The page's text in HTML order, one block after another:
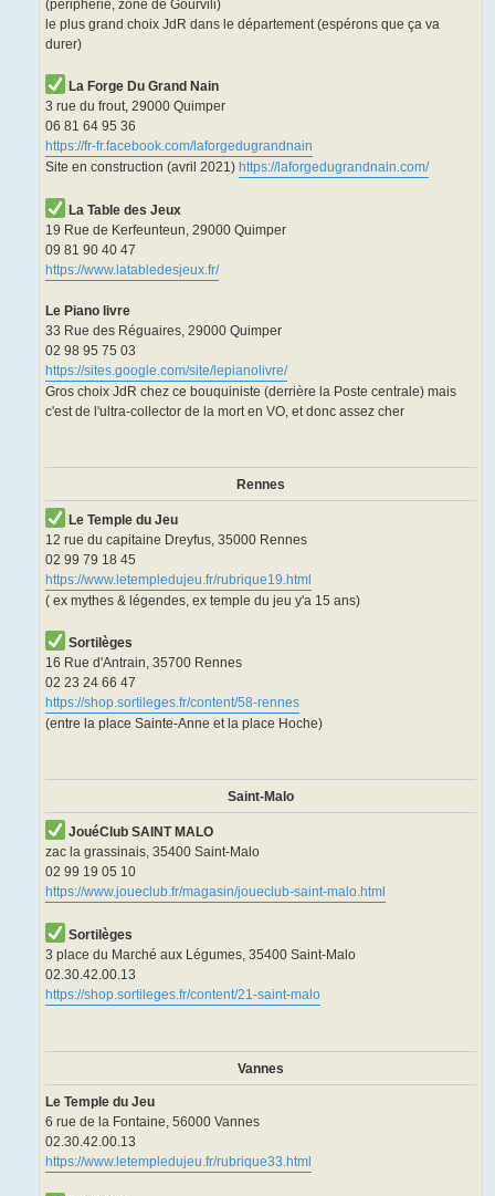
(périphérie, zone de Gourvili)
le plus grand choix JdR dans le département (espérons que ça va
durer)
La Forge Du Grand Nain
3 rue du frout, 29000 Quimper
06 81 64 95 36
https://fr-fr.facebook.com/laforgedugrandnain
Site en construction (avril 2021) https://laforgedugrandnain.com/
La Table des Jeux
19 Rue de Kerfeunteun, 29000 Quimper
09 81 90 40 47
https://www.latabledesjeux.fr/
Le Piano livre
33 Rue des Réguaires, 29000 Quimper
02 98 95 75 03
https://sites.google.com/site/lepianolivre/
Gros choix JdR chez ce bouquiniste (derrière la Poste centrale) mais
c'est de l'ultra-collector de la mort en VO, et donc assez cher
Rennes
Le Temple du Jeu
12 rue du capitaine Dreyfus, 35000 Rennes
02 99 79 18 45
https://www.letempledujeu.fr/rubrique19.html
( ex mythes & légendes, ex temple du jeu y'a 15 ans)
Sortilèges
16 Rue d'Antrain, 35700 Rennes
02 23 24 66 47
https://shop.sortileges.fr/content/58-rennes
(entre la place Sainte-Anne et la place Hoche)
Saint-Malo
JouéClub SAINT MALO
zac la grassinais, 35400 Saint-Malo
02 99 19 05 10
https://www.joueclub.fr/magasin/joueclub-saint-malo.html
Sortilèges
3 place du Marché aux Légumes, 35400 Saint-Malo
02.30.42.00.13
https://shop.sortileges.fr/content/21-saint-malo
Vannes
Le Temple du Jeu
6 rue de la Fontaine, 56000 Vannes
02.30.42.00.13
https://www.letempledujeu.fr/rubrique33.html